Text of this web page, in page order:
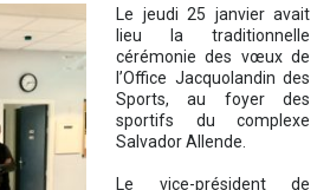
Le jeudi 25 janvier avait
lieu la traditionnelle
cérémonie des vœux de
l’Office Jacquolandin des
Sports, au foyer des
sportifs du complexe
Salvador Allende.
Le vice-président de